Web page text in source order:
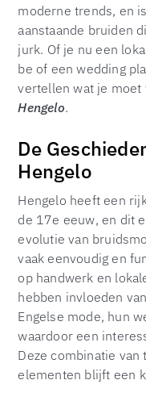
moderne trends, en
aanstaande bruiden
jurk. Of je nu een
be of een wedding
vertellen wat je moet
Hengelo.
De
Hengelo
Hengelo heeft een
de 17e eeuw, en dit
evolutie van
vaak eenvoudig en
op handwerk en
hebben invloeden
Engelse mode, hun
waardoor een
Deze combinatie
elementen blijft een